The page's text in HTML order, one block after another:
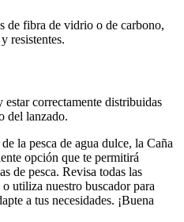
de fibra de vidrio o de carbono,
resistentes.
estar correctamente distribuidas
del lanzado.
la pesca de agua dulce, la Caña
opción que te permitirá
de pesca. Revisa todas las
utiliza nuestro buscador para
a tus necesidades. ¡Buena